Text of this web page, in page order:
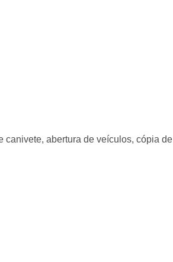
abertura de veículos, cópia